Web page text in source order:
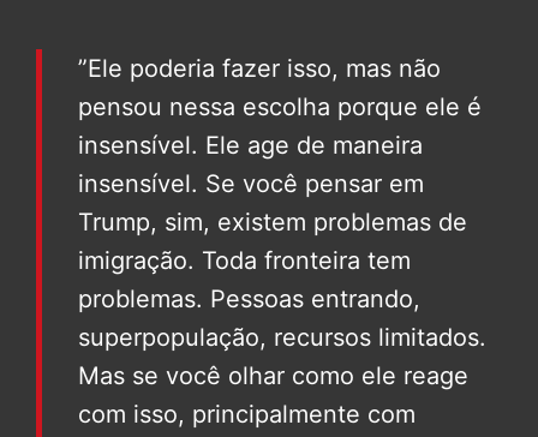
”Ele poderia fazer isso, mas não
pensou nessa escolha porque ele é
insensível. Ele age de maneira
insensível. Se você pensar em
Trump, sim, existem problemas de
imigração. Toda fronteira tem
problemas. Pessoas entrando,
superpopulação, recursos limitados.
Mas se você olhar como ele reage
com isso, principalmente com